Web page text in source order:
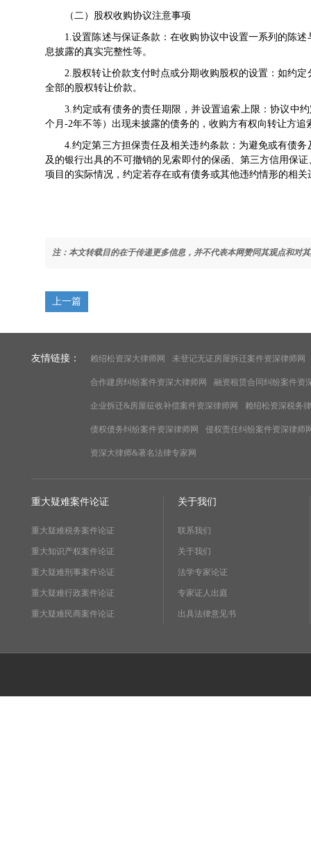
（二）股权收购协议注意事项
1.设置陈述与保证条款：在收购协议中设置一系列的陈述
息披露的真实完整性等。
2.股权转让价款支付时点或分期收购股权的设置：如约定
全部的股权转让价款。
3.约定或有债务的责任期限，并设置追索上限：协议中约
个月-2年不等）出现未披露的债务的，收购方有权向转让方
4.约定第三方担保责任及相关违约条款：为避免或有债务
及的银行出具的不可撤销的见索即付的保函、第三方信用保
项目的实际情况，约定若存在或有债务或其他违约情形的相关
注：本文转载目的在于传递更多信息，并不代表本网赞同其观点和对
上一篇
友情链接： 赖绍松资深大律师网 未登记无证房屋拆迁案件资深律师网
合作建房纠纷案件资深大律师网 融资租赁合同纠纷案件资
企业拆迁&房屋征收补偿案件资深律师网 赖绍松资深税务
债权债务纠纷案件资深律师网 侵权责任纠纷案件资深律师
资深大律师&著名法律专家网
重大疑难案件论证
重大疑难税务案件论证
重大知识产权案件论证
重大疑难刑事案件论证
重大疑难行政案件论证
重大疑难民商案件论证
关于我们
联系我们
关于我们
法学专家论证
专家证人出庭
出具法律意见书